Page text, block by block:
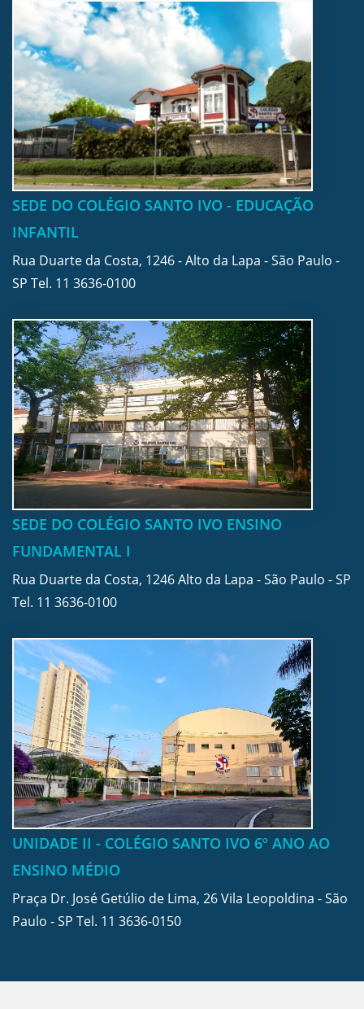
SEDE DO COLÉGIO SANTO IVO - EDUCAÇÃO
INFANTIL
Rua Duarte da Costa, 1246 - Alto da Lapa - São Paulo -
SP Tel. 11 3636-0100
SEDE DO COLÉGIO SANTO IVO ENSINO
FUNDAMENTAL I
Rua Duarte da Costa, 1246 Alto da Lapa - São Paulo - SP
Tel. 11 3636-0100
UNIDADE II - COLÉGIO SANTO IVO 6º ANO AO
ENSINO MÉDIO
Praça Dr. José Getúlio de Lima, 26 Vila Leopoldina - São
Paulo - SP Tel. 11 3636-0150